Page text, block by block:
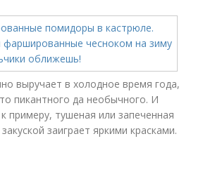
выручает в холодное время года,
пикантного да необычного. И
примеру, тушеная или запеченная
заиграет яркими красками.